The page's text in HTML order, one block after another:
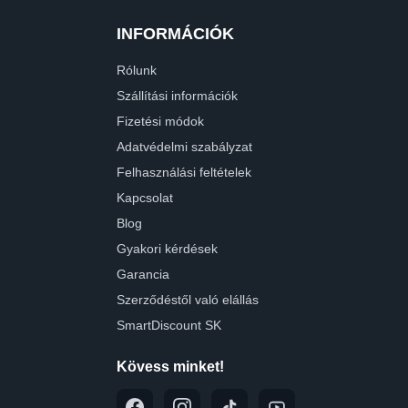
INFORMÁCIÓK
Rólunk
Szállítási információk
Fizetési módok
Adatvédelmi szabályzat
Felhasználási feltételek
Kapcsolat
Blog
Gyakori kérdések
Garancia
Szerződéstől való elállás
SmartDiscount SK
Kövess minket!